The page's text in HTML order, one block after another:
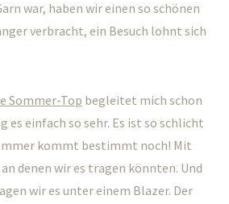
war, haben wir einen so schönen
verbracht, ein Besuch lohnt sich
Sommer-Top begleitet mich schon
es einfach so sehr. Es ist so schlicht
kommt bestimmt noch! Mit
denen wir es tragen könnten. Und
wir es unter einem Blazer. Der